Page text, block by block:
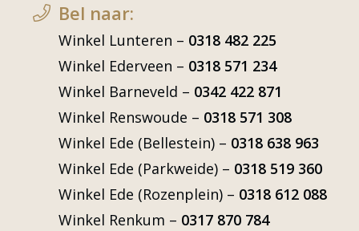
Bel naar:
Winkel Lunteren – 0318 482 225
Winkel Ederveen – 0318 571 234
Winkel Barneveld – 0342 422 871
Winkel Renswoude – 0318 571 308
Winkel Ede (Bellestein) – 0318 638 963
Winkel Ede (Parkweide) – 0318 519 360
Winkel Ede (Rozenplein) – 0318 612 088
Winkel Renkum – 0317 870 784